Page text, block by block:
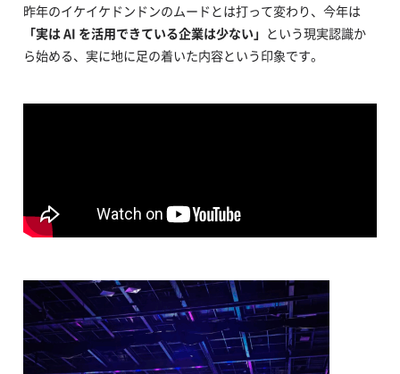
昨年のイケイケドンドンのムードとは打って変わり、今年は
「実は AI を活用できている企業は少ない」 という現実認識か
ら始める、実に地に足の着いた内容という印象です。